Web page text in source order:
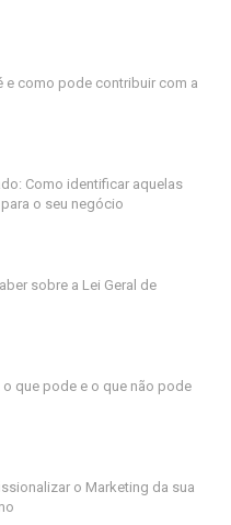
e como pode contribuir com a
Como identificar aquelas
o seu negócio
sobre a Lei Geral de
o que pode e o que não pode
o Marketing da sua